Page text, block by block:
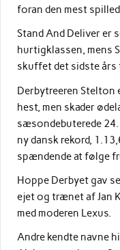
foran den mest
Stand And Deliver er
hurtigklassen, mens
skuffet det sidste års
Derbytreeren Stelton
hest, men skader
sæsondebuterede
ny dansk rekord,
spændende at følge
Hoppe Derbyet gav
ejet og trænet af Jan
med moderen Lexus.
Andre kendte navne